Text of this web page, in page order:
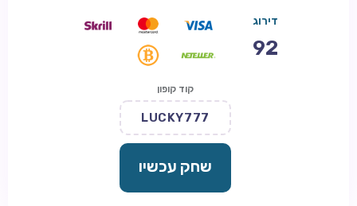
דירוג
92
קוד קופון
LUCKY777
שחק עכשיו